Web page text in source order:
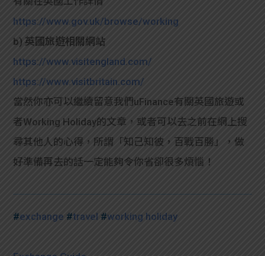
https://www.gov.uk/browse/working
b) 英國旅遊相關網站
https://www.visitengland.com/
https://www.visitbritain.com/
當然你亦可以繼續留意我們uFinance有關英國旅遊或
者Working Holiday的文章，或者可以去之前在網上搜
尋其他人的心得，所謂「知己知彼，百戰百勝」，做
好準備再去的話一定能夠令你省卻很多煩惱！
#exchange #travel #working holiday